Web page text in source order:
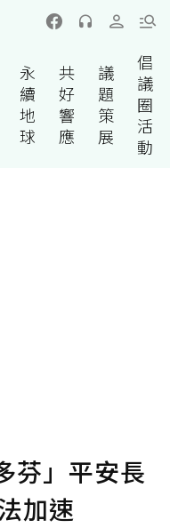
永
續
地
球
共
好
響
應
議
題
策
展
倡
議
圈
活
動
芬」平安長
加速